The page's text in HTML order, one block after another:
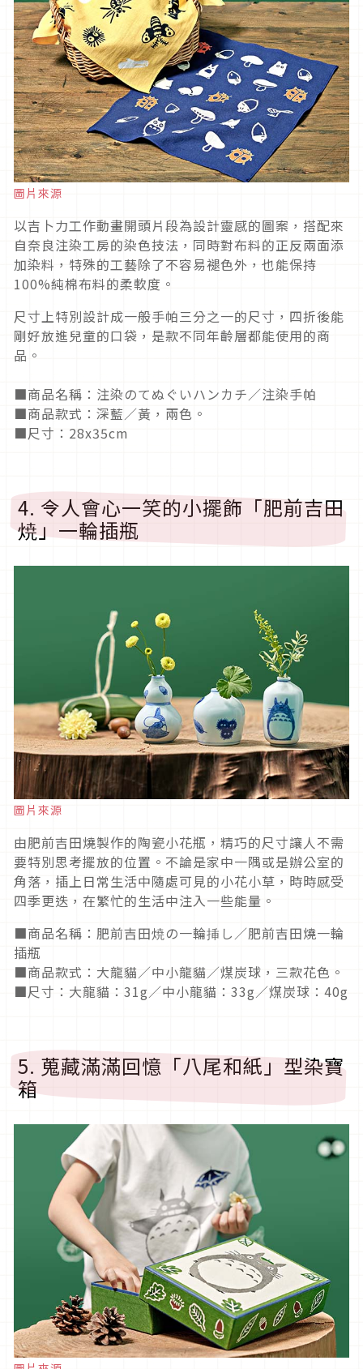
圖片來源
以吉卜力工作動畫開頭片段為設計靈感的圖案，搭配來
自奈良注染工房的染色技法，同時對布料的正反兩面添
加染料，特殊的工藝除了不容易褪色外，也能保持
100%純棉布料的柔軟度。
尺寸上特別設計成一般手帕三分之一的尺寸，四折後能
剛好放進兒童的口袋，是款不同年齡層都能使用的商
品。
■商品名稱：注染のてぬぐいハンカチ／注染手帕
■商品款式：深藍／黃，兩色。
■尺寸：28x35cm
4. 令人會心一笑的小擺飾「肥前吉田
焼」一輪插瓶
圖片來源
由肥前吉田燒製作的陶瓷小花瓶，精巧的尺寸讓人不需
要特別思考擺放的位置。不論是家中一隅或是辦公室的
角落，插上日常生活中隨處可見的小花小草，時時感受
四季更迭，在繁忙的生活中注入一些能量。
■商品名稱：肥前吉田焼の一輪挿し／肥前吉田燒一輪
插瓶
■商品款式：大龍貓／中小龍貓／煤炭球，三款花色。
■尺寸：大龍貓：31g／中小龍貓：33g／煤炭球：40g
5. 蒐藏滿滿回憶「八尾和紙」型染寶
箱